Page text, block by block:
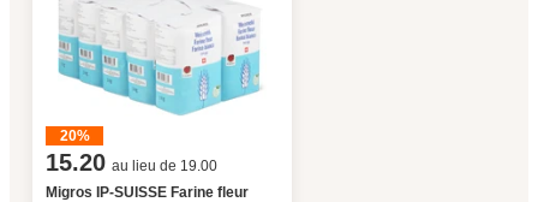
20%
15.20 au lieu de 19.00
Migros IP-SUISSE Farine fleur